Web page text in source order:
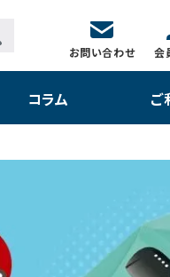
お問い合わせ 会
コラム ご